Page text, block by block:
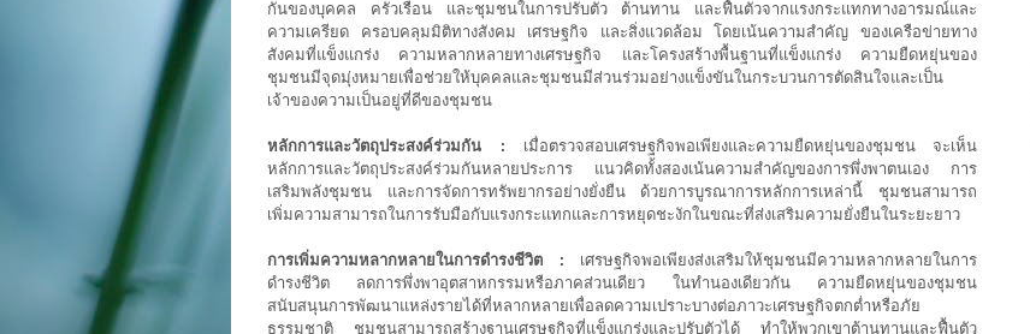
กันของบุคคล ครัวเรือน และชุมชนในการปรับตัว ต้านทาน และฟื้นตัวจากแรงกระแทกทางอารมณ์และ
ความเครียด ครอบคลุมมิติทางสังคม เศรษฐกิจ และสิ่งแวดล้อม โดยเน้นความสำคัญ ของเครือข่ายทาง
สังคมที่แข็งแกร่ง ความหลากหลายทางเศรษฐกิจ และโครงสร้างพื้นฐานที่แข็งแกร่ง ความยืดหยุ่นของ
ชุมชนมีจุดมุ่งหมายเพื่อช่วยให้บุคคลและชุมชนมีส่วนร่วมอย่างแข็งขันในกระบวนการตัดสินใจและเป็น
เจ้าของความเป็นอยู่ที่ดีของชุมชน
หลักการและวัตถุประสงค์ร่วมกัน :
เมื่อตรวจสอบเศรษฐกิจพอเพียงและความยืดหยุ่นของชุมชน จะเห็น
หลักการและวัตถุประสงค์ร่วมกันหลายประการ แนวคิดทั้งสองเน้นความสำคัญของการพึ่งพาตนเอง การ
เสริมพลังชุมชน และการจัดการทรัพยากรอย่างยั่งยืน ด้วยการบูรณาการหลักการเหล่านี้ ชุมชนสามารถ
เพิ่มความสามารถในการรับมือกับแรงกระแทกและการหยุดชะงักในขณะที่ส่งเสริมความยั่งยืนในระยะยาว
การเพิ่มความหลากหลายในการดำรงชีวิต :
เศรษฐกิจพอเพียงส่งเสริมให้ชุมชนมีความหลากหลายในการ
ดำรงชีวิต ลดการพึ่งพาอุตสาหกรรมหรือภาคส่วนเดียว ในทำนองเดียวกัน ความยืดหยุ่นของชุมชน
สนับสนุนการพัฒนาแหล่งรายได้ที่หลากหลายเพื่อลดความเปราะบางต่อภาวะเศรษฐกิจตกต่ำหรือภัย
ธรรมชาติ ชุมชนสามารถสร้างฐานเศรษฐกิจที่แข็งแกร่งและปรับตัวได้ ทำให้พวกเขาต้านทานและฟื้นตัว